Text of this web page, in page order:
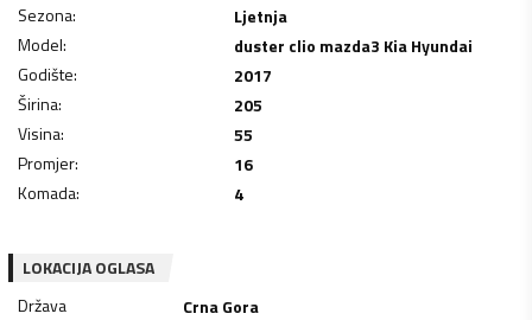
Sezona:
Ljetnja
Model:
duster clio mazda3 Kia Hyundai
Godište:
2017
Širina:
205
Visina:
55
Promjer:
16
Komada: 4
LOKACIJA OGLASA
Država
Crna Gora